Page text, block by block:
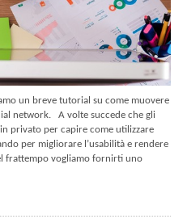
un breve tutorial su come muovere
network. A volte succede che gli
privato per capire come utilizzare
per migliorare l’usabilità e rendere
frattempo vogliamo fornirti uno